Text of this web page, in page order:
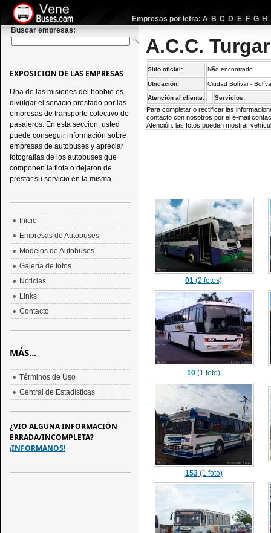
Empresas por letra: A B C D E F G H
Buscar empresas:
A.C.C.
Sitio oficial: Não encontrado
Ubicación: Ciudad Bolívar -
Atención al cliente: Servicios:
Para completar o rectificar las
contacto con nosotros por el e-mail
Atención: las fotos pueden mostrar
01 (2 fotos)
10 (1 foto)
153(1 foto)
EXPOSICION DE LAS EMPRESAS
Una de las misiones del hobbie es
divulgar el servicio prestado por las
empresas de transporte colectivo de
pasajeros. En esta seccion, usted
puede conseguir información sobre
empresas de autobuses y apreciar
fotografias de los autobuses que
componen la flota o dejaron de
prestar su servicio en la misma.
Inicio
Empresas de Autobuses
Modelos de Autobuses
Galería de fotos
Noticias
Links
Contacto
MÁS...
Términos de Uso
Central de Estadísticas
¿VIO ALGUNA INFORMACIÓN
ERRADA/INCOMPLETA?
¡INFORMANOS!